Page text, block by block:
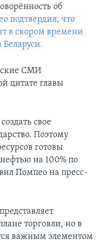
об
подтвердил, что
в скором времени
Беларуси.
СМИ
цитате главы
свое
Поэтому
готовы
на 100% по
Помпео на пресс-
торговли, но в
важным элементом